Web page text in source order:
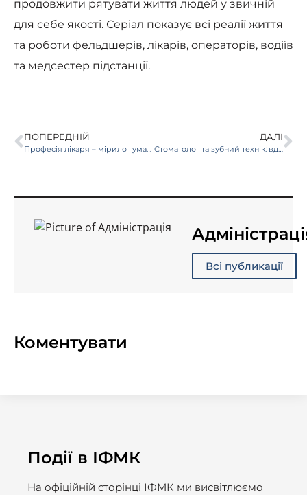
продовжити рятувати життя людей у ​​звичній
для себе якості. Серіал показує всі реалії життя
та роботи фельдшерів, лікарів, операторів, водіїв
та медсестер підстанції.
ПОПЕРЕДНІЙ
Професія лікаря – мірило гуманності
ДАЛІ
Стоматолог та зубний технік: вдалий тандем для роботи
Всі публикації
Коментувати
Події в ІФМК
На офіційній сторінці ІФМК ми висвітлюємо